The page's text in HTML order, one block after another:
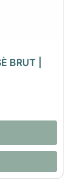
BRUT |